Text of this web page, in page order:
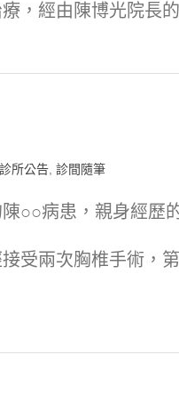
，經由陳博光院長
診所公告 診間隨筆
○○病患，親身經歷
受兩次胸椎手術，